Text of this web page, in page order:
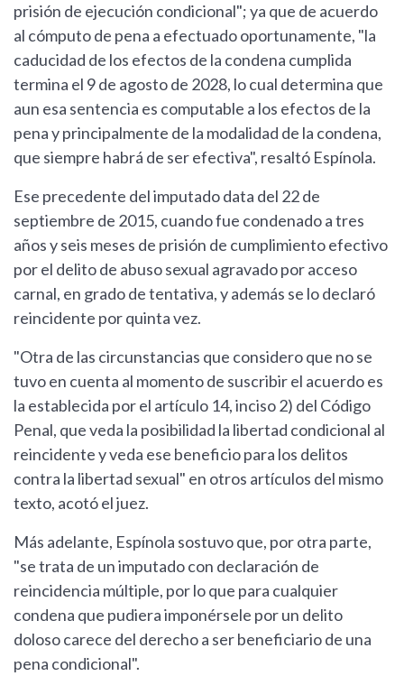
prisión de ejecución condicional"; ya que de acuerdo
al cómputo de pena a efectuado oportunamente, "la
caducidad de los efectos de la condena cumplida
termina el 9 de agosto de 2028, lo cual determina que
aun esa sentencia es computable a los efectos de la
pena y principalmente de la modalidad de la condena,
que siempre habrá de ser efectiva", resaltó Espínola.
Ese precedente del imputado data del 22 de
septiembre de 2015, cuando fue condenado a tres
años y seis meses de prisión de cumplimiento efectivo
por el delito de abuso sexual agravado por acceso
carnal, en grado de tentativa, y además se lo declaró
reincidente por quinta vez.
"Otra de las circunstancias que considero que no se
tuvo en cuenta al momento de suscribir el acuerdo es
la establecida por el artículo 14, inciso 2) del Código
Penal, que veda la posibilidad la libertad condicional al
reincidente y veda ese beneficio para los delitos
contra la libertad sexual" en otros artículos del mismo
texto, acotó el juez.
Más adelante, Espínola sostuvo que, por otra parte,
"se trata de un imputado con declaración de
reincidencia múltiple, por lo que para cualquier
condena que pudiera imponérsele por un delito
doloso carece del derecho a ser beneficiario de una
pena condicional".